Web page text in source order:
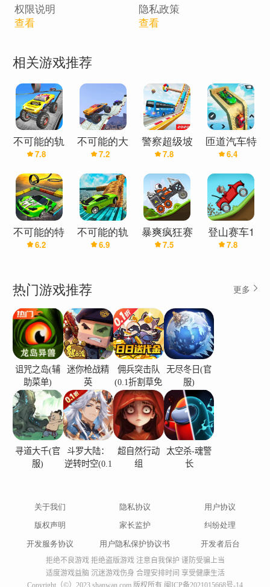
权限说明
查看
隐私政策
查看
相关游戏推荐
不可能的轨
道怪物卡车
7.8
不可能的大
怪物卡车坡
道特技
7.2
警察超级坡
道巴士特
技：不可能
的轨道3D
7.8
匝道汽车特
技-不可能
的轨道3D
6.4
不可能的特
技车轨道
6.2
不可能的轨
道特技赛车
6.9
暴爽疯狂赛
车(辅助菜
7.5
登山赛车1
国际版(辅
7.8
热门游戏推荐 更多
诅咒之岛(辅
助菜单)
迷你枪战精
英
佣兵突击队
(0.1折割草免
费版)
无尽冬日(官
服)
寻道大千(官
服)
斗罗大陆：
逆转时空(0.1
超自然行动
组
太空杀-魂警
长
关于我们 隐私协议
用户协议
版权声明
家长监护
纠纷处理
开发服务协议
用户隐私保护协议书 开发者后台
拒绝不良游戏 拒绝盗版游戏 注意自我保护 谨防受骗上当
适度游戏益脑 沉迷游戏伤身 合理安排时间 享受健康生活